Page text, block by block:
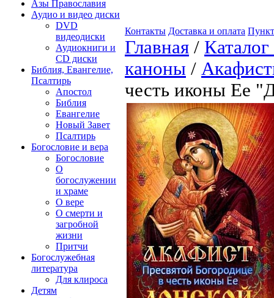
Азы Православия
Аудио и видео диски
DVD
видеодиски
Аудиокниги и
CD диски
Библия, Евангелие,
Псалтирь
Апостол
Библия
Евангелие
Новый Завет
Псалтирь
Богословие и вера
Богословие
О
богослужении
и храме
О вере
О смерти и
загробной
жизни
Притчи
Богослужебная
литература
Для клироса
Детям
Контакты Доставка и оплата
Главная /
каноны /
честь иконы Ее